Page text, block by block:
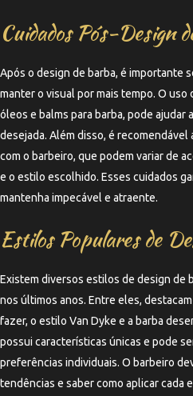
Cuidados Pós-Design
Após o design de barba, é importante
manter o visual por mais tempo. O
óleos e balms para barba, pode ajudar
desejada. Além disso, é
com o barbeiro, que podem variar de
e o estilo escolhido. Esses cuidados
mantenha impecável e atraente.
Estilos Populares de
Existem diversos estilos de design de
nos últimos anos. Entre eles,
fazer, o estilo Van Dyke e a barba
possui características únicas e pode
preferências individuais. O barbeiro
tendências e saber como aplicar cada